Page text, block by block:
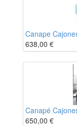
Canape
638,00 €
Canapé
650,00 €